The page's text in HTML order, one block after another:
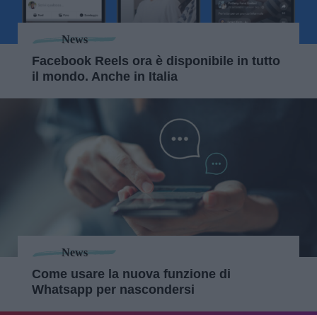
News
Facebook Reels ora è disponibile in tutto
il mondo. Anche in Italia
News
Come usare la nuova funzione di
Whatsapp per nascondersi